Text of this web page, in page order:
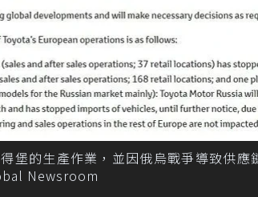
堡的生產作業，並因俄烏戰爭導致供
Newsroom